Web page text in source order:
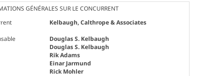
GÉNÉRALES SUR LE CONCURRENT
Kelbaugh, Calthrope & Associates
Douglas S. Kelbaugh
Douglas S. Kelbaugh
Rik Adams
Einar Jarmund
Rick Mohler